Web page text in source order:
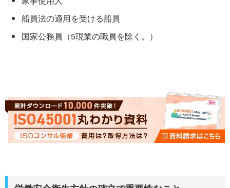
船員法の適用を受ける船員
国家公務員（5現業の職員を除く。）